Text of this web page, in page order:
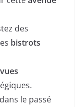
des
bistrots
vues
le passé